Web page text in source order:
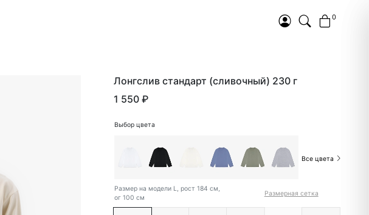
0
Лонгслив стандарт (сливочный) 230 г
1 550 ₽
Выбор цвета
Все цвета
Размер на модели L, рост 184 см,
ог 100 см
Размерная сетка